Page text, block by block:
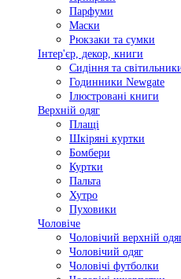
Парфуми
Маски
Рюкзаки та сумки
Інтер'єр, декор, книги
Сидіння та
Годинники Newgate
Ілюстровані книги
Верхній одяг
Плащі
Шкіряні куртки
Бомбери
Куртки
Пальта
Хутро
Пуховики
Чоловіче
Чоловічий верхній
Чоловічий одяг
Чоловічі футболки